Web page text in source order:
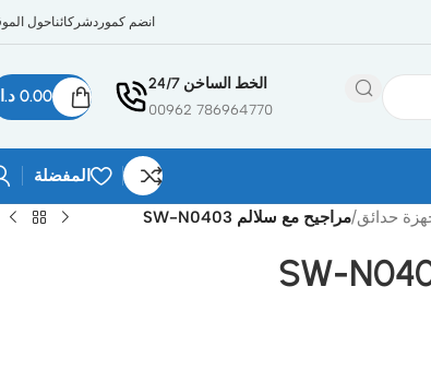
انضم كموردشركائناحول
الخط الساخن 24/7
786964770 00962
0.00 د.ا
المفضلة
حدائق/مراجيح مع سلالم SW-N0403